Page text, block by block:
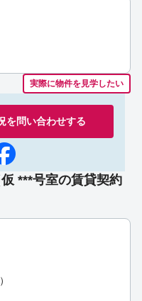
実際に物件を見学したい
を問い合わせする
***号室の賃貸契約
）